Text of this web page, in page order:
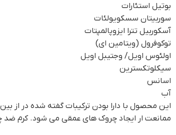
بوتیل استئارات
سوربیتان سسکویولئات
آسکوربیل تترا ایزوپالمپتات
توکوفرول (ویتامین ای)
اولئوس اویل/ وجتیبل اویل
سیکلوتکسترین
اسانس
آب
این محصول با دارا بودن ترکیبات گفته شده در
ممانعت ار ایجاد چروک های عمقی می شود. کرم